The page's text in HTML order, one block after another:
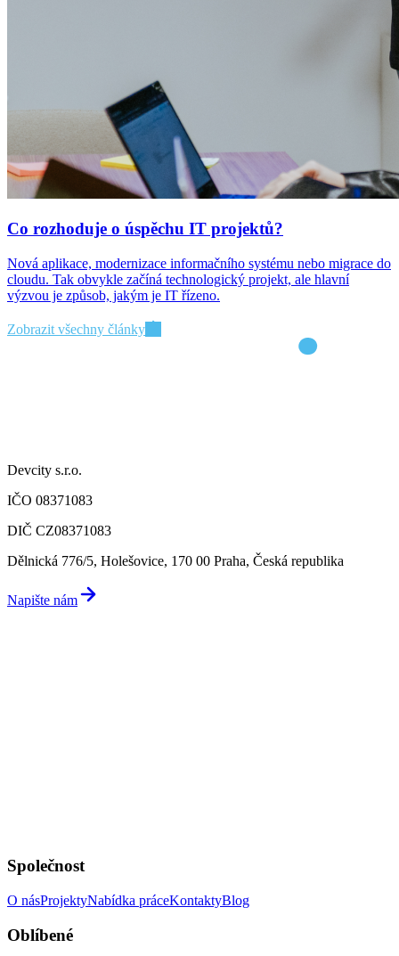
Co rozhoduje o úspěchu IT projektů?
Nová aplikace, modernizace informačního systému nebo migrace do
cloudu. Tak obvykle začíná technologický projekt, ale hlavní
výzvou je způsob, jakým je IT řízeno.
Zobrazit všechny články
Devcity s.r.o.
IČO 08371083
DIČ CZ08371083
Dělnická 776/5, Holešovice, 170 00 Praha, Česká republika
Napište nám
Společnost
O násProjektyNabídka práceKontaktyBlog
Oblíbené